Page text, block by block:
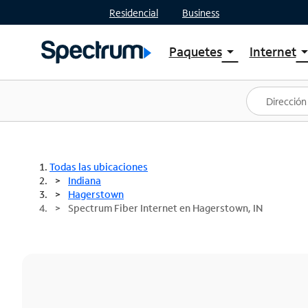
Residencial Business
Paquetesarrow_drop_down
Ver paquetes
Spectrum One
Mejores ofertas
Internetarrow_drop_down
Planes
Todas las ubicaciones
Indiana
Hagerstown
Spectrum Fiber Internet en Hagerstown, IN